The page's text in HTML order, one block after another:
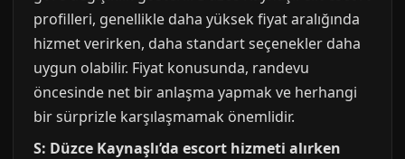
profilleri, genellikle daha yüksek fiyat aralığında
hizmet verirken, daha standart seçenekler daha
uygun olabilir. Fiyat konusunda, randevu
öncesinde net bir anlaşma yapmak ve herhangi
bir sürprizle karşılaşmamak önemlidir.
S: Düzce Kaynaşlı’da escort hizmeti alırken